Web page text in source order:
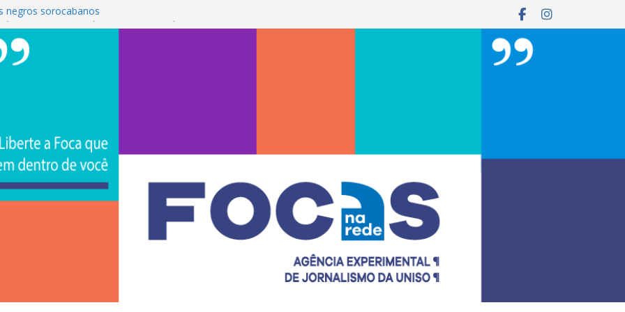
negros sorocabanos
é a terceira artista do #ConviteMPB do
Brasil 2026 promove integração, ciência e
na Uniso